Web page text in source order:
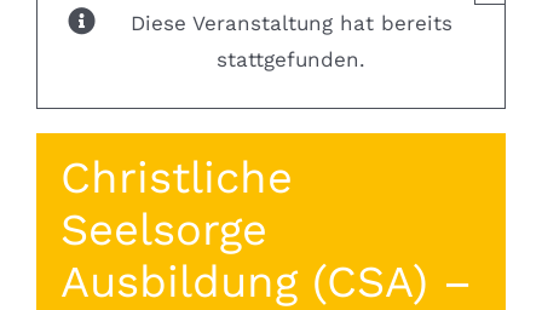
Diese Veranstaltung hat bereits
stattgefunden.
Christliche
Seelsorge
Ausbildung (CSA) –